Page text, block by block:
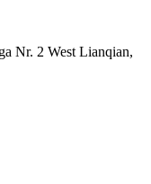
Nr. 2 West Lianqian,